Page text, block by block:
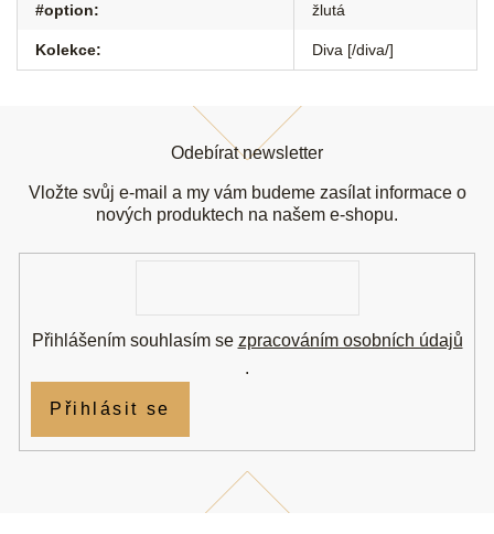
#option: žlutá
Kolekce: Diva [/diva/]
Odebírat newsletter
Vložte svůj e-mail a my vám budeme zasílat informace o
nových produktech na našem e-shopu.
Přihlášením souhlasím se zpracováním osobních údajů
.
Přihlásit se